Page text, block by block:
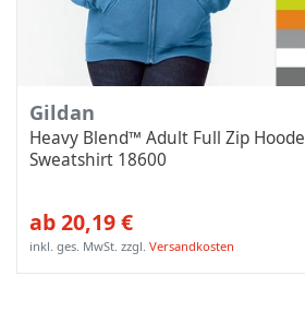
Gildan
Heavy Blend™ Adult Full Zip
Sweatshirt 18600
ab 20,19 €
inkl. ges. MwSt. zzgl.Versandkosten